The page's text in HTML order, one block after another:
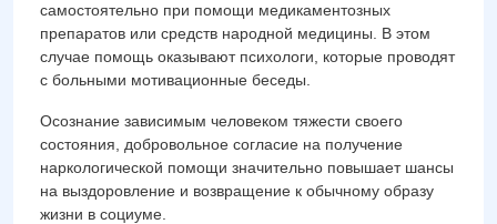
самостоятельно при помощи медикаментозных
препаратов или средств народной медицины. В этом
случае помощь оказывают психологи, которые проводят
с больными мотивационные беседы.
Осознание зависимым человеком тяжести своего
состояния, добровольное согласие на получение
наркологической помощи значительно повышает шансы
на выздоровление и возвращение к обычному образу
жизни в социуме.